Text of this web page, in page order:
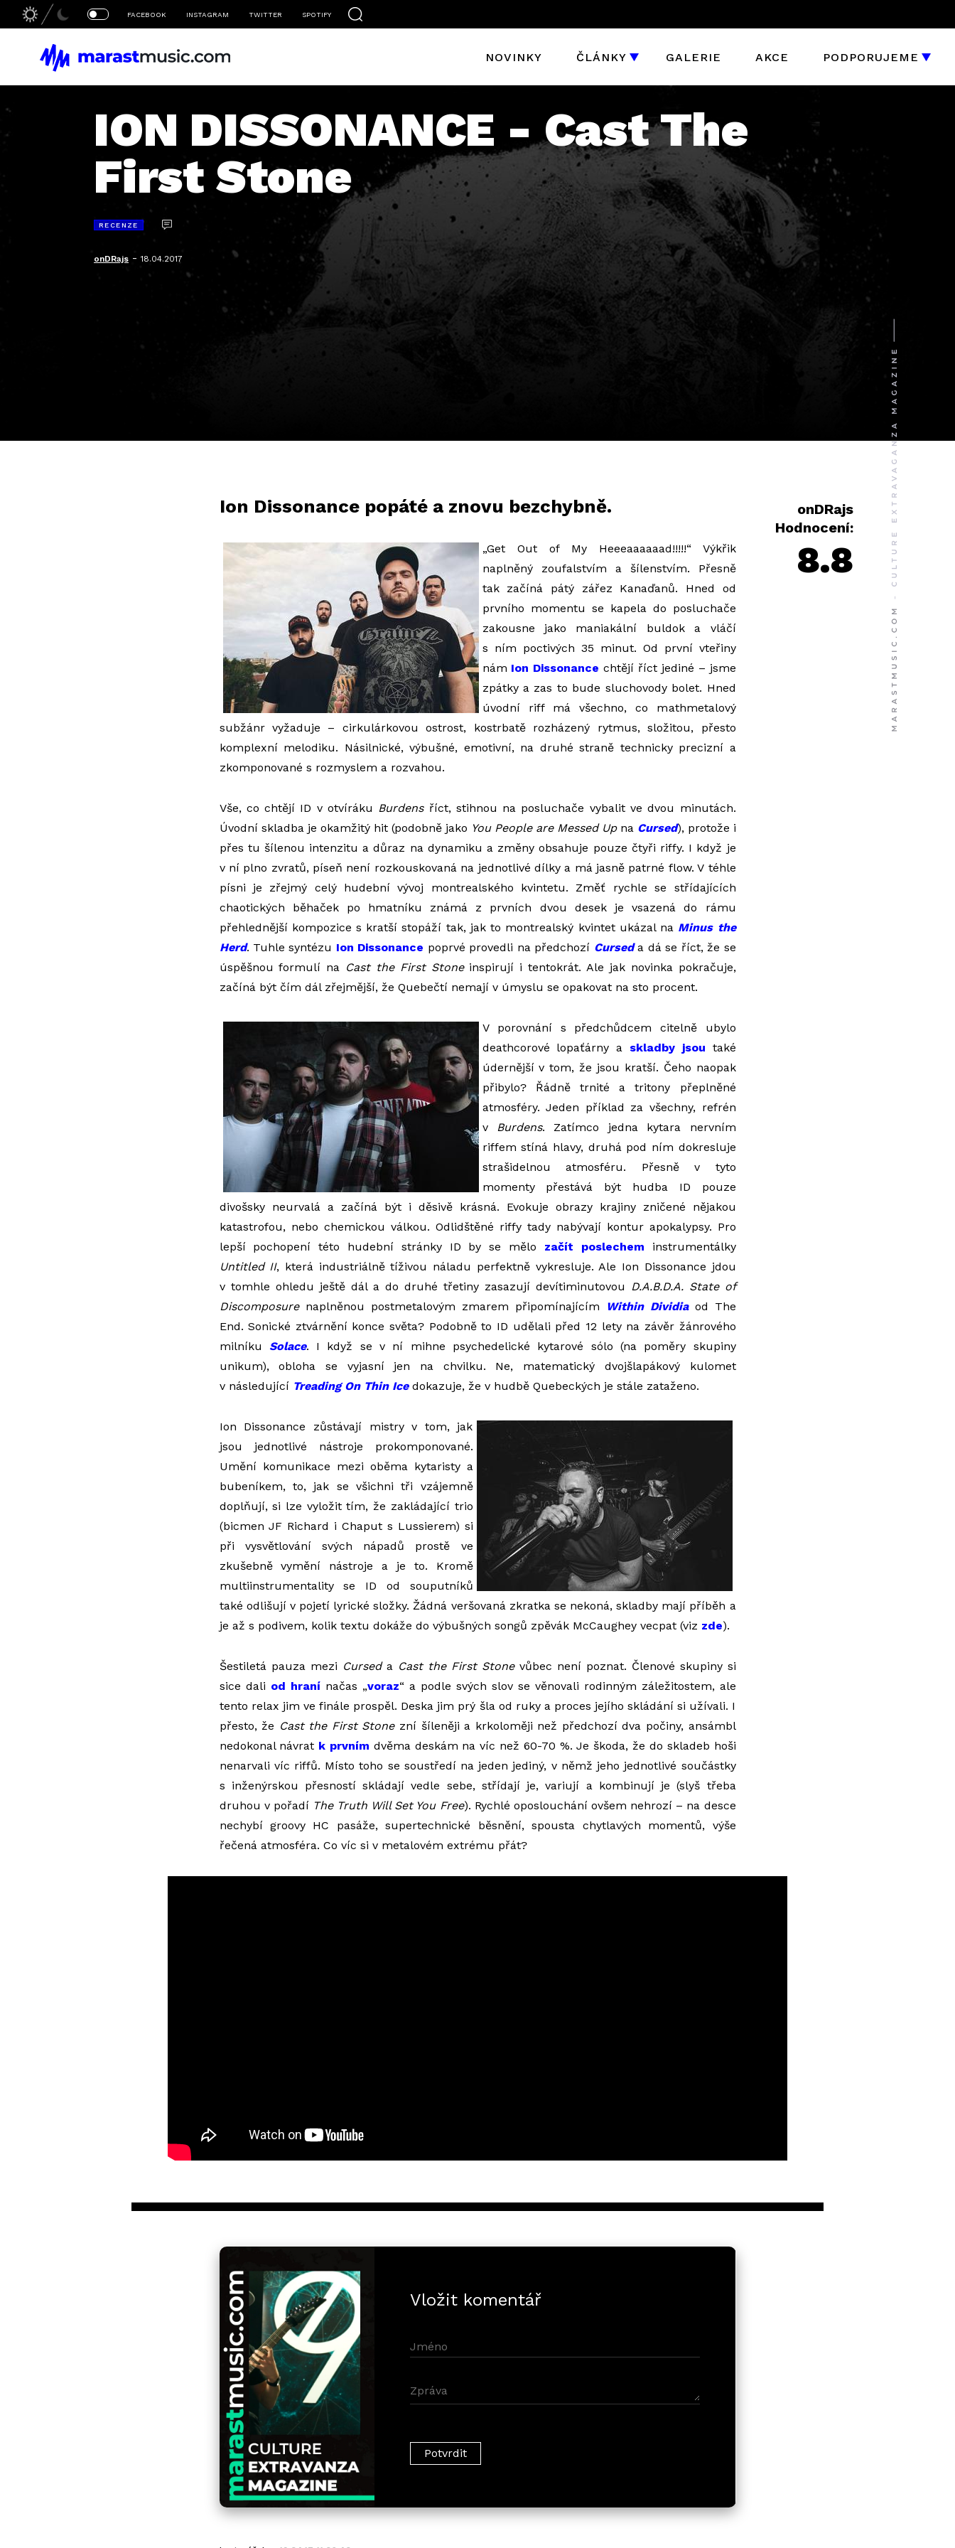
FACEBOOK INSTAGRAM TWITTER SPOTIFY
NOVINKY ČLÁNKY GALERIE AKCE PODPORUJEME
ION DISSONANCE - Cast The
First Stone
RECENZE
onDRajs -18.04.2017
onDRajs
Hodnocení:
8.8
Ion Dissonance popáté a znovu bezchybně.
„Get Out of My Heeeaaaaaad!!!!!“ Výkřik
naplněný zoufalstvím a šílenstvím. Přesně
tak začíná pátý zářez Kanaďanů. Hned od
prvního momentu se kapela do posluchače
zakousne jako maniakální buldok a vláčí
s ním poctivých 35 minut. Od první vteřiny
nám Ion Dissonance chtějí říct jediné – jsme
zpátky a zas to bude sluchovody bolet. Hned
úvodní riff má všechno, co mathmetalový
subžánr vyžaduje – cirkulárkovou ostrost, kostrbatě rozházený rytmus, složitou, přesto
komplexní melodiku. Násilnické, výbušné, emotivní, na druhé straně technicky precizní a
zkomponované s rozmyslem a rozvahou.
Vše, co chtějí ID v otvíráku Burdensříct, stihnou na posluchače vybalit ve dvou minutách.
Úvodní skladba je okamžitý hit (podobně jako You People are Messed Upna Cursed), protože i
přes tu šílenou intenzitu a důraz na dynamiku a změny obsahuje pouze čtyři riffy. I když je
v ní plno zvratů, píseň není rozkouskovaná na jednotlivé dílky a má jasně patrné flow. V téhle
písni je zřejmý celý hudební vývoj montrealského kvintetu. Změť rychle se střídajících
chaotických běhaček po hmatníku známá z prvních dvou desek je vsazená do rámu
přehlednější kompozice s kratší stopáží tak, jak to montrealský kvintet ukázal na Minus the
Herd. Tuhle syntézu Ion Dissonance poprvé provedli na předchozí Curseda dá se říct, že se
úspěšnou formulí na Cast the First Stoneinspirují i tentokrát. Ale jak novinka pokračuje,
začíná být čím dál zřejmější, že Quebečtí nemají v úmyslu se opakovat na sto procent.
V porovnání s předchůdcem citelně ubylo
deathcorové lopaťárny a skladby jsou také
údernější v tom, že jsou kratší. Čeho naopak
přibylo? Řádně trnité a tritony přeplněné
atmosféry. Jeden příklad za všechny, refrén
v Burdens. Zatímco jedna kytara nervním
riffem stíná hlavy, druhá pod ním dokresluje
strašidelnou atmosféru. Přesně v tyto
momenty přestává být hudba ID pouze
divošsky neurvalá a začíná být i děsivě krásná. Evokuje obrazy krajiny zničené nějakou
katastrofou, nebo chemickou válkou. Odlidštěné riffy tady nabývají kontur apokalypsy. Pro
lepší pochopení této hudební stránky ID by se mělo začít poslechem instrumentálky
Untitled II, která industriálně tíživou náladu perfektně vykresluje. Ale Ion Dissonance jdou
v tomhle ohledu ještě dál a do druhé třetiny zasazují devítiminutovou D.A.B.D.A. State of
Discomposurenaplněnou postmetalovým zmarem připomínajícím Within Dividiaod The
End. Sonické ztvárnění konce světa? Podobně to ID udělali před 12 lety na závěr žánrového
milníku Solace. I když se v ní mihne psychedelické kytarové sólo (na poměry skupiny
unikum), obloha se vyjasní jen na chvilku. Ne, matematický dvojšlapákový kulomet
v následující Treading On Thin Icedokazuje, že v hudbě Quebeckých je stále zataženo.
Ion Dissonance zůstávají mistry v tom, jak
jsou jednotlivé nástroje prokomponované.
Umění komunikace mezi oběma kytaristy a
bubeníkem, to, jak se všichni tři vzájemně
doplňují, si lze vyložit tím, že zakládající trio
(bicmen JF Richard i Chaput s Lussierem) si
při vysvětlování svých nápadů prostě ve
zkušebně vymění nástroje a je to. Kromě
multiinstrumentality se ID od souputníků
také odlišují v pojetí lyrické složky. Žádná veršovaná zkratka se nekoná, skladby mají příběh a
je až s podivem, kolik textu dokáže do výbušných songů zpěvák McCaughey vecpat (viz zde).
Šestiletá pauza mezi Curseda Cast the First Stonevůbec není poznat. Členové skupiny si
sice dali od hranínačas „voraz“ a podle svých slov se věnovali rodinným záležitostem, ale
tento relax jim ve finále prospěl. Deska jim prý šla od ruky a proces jejího skládání si užívali. I
přesto, že Cast the First Stonezní šíleněji a krkoloměji než předchozí dva počiny, ansámbl
nedokonal návrat k prvním dvěma deskám na víc než 60-70 %. Je škoda, že do skladeb hoši
nenarvali víc riffů. Místo toho se soustředí na jeden jediný, v němž jeho jednotlivé součástky
s inženýrskou přesností skládají vedle sebe, střídají je, variují a kombinují je (slyš třeba
druhou v pořadí The Truth Will Set You Free). Rychlé oposlouchání ovšem nehrozí – na desce
nechybí groovy HC pasáže, supertechnické běsnění, spousta chytlavých momentů, výše
řečená atmosféra. Co víc si v metalovém extrému přát?
Vložit komentář